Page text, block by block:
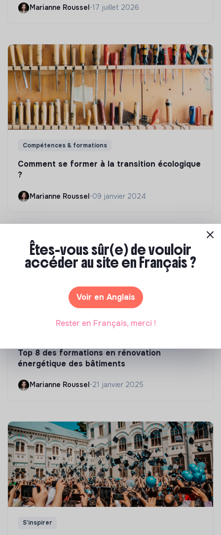
Marianne Roussel•17 juillet 2026
Compétences & formations
Comment se former à la transition écologique
?
Marianne Roussel•09 janvier 2024
Top 8 des formations en rénovation
énergétique des bâtiments
Marianne Roussel •21 janvier 2025
S'inspirer
Êtes-vous sûr(e) de vouloir
accéder au site en Français ?
Voir en Anglais
Rester en Français, merci !